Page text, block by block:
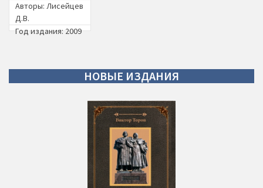
Авторы: Лисейцев
Д.В.
Год издания: 2009
НОВЫЕ ИЗДАНИЯ